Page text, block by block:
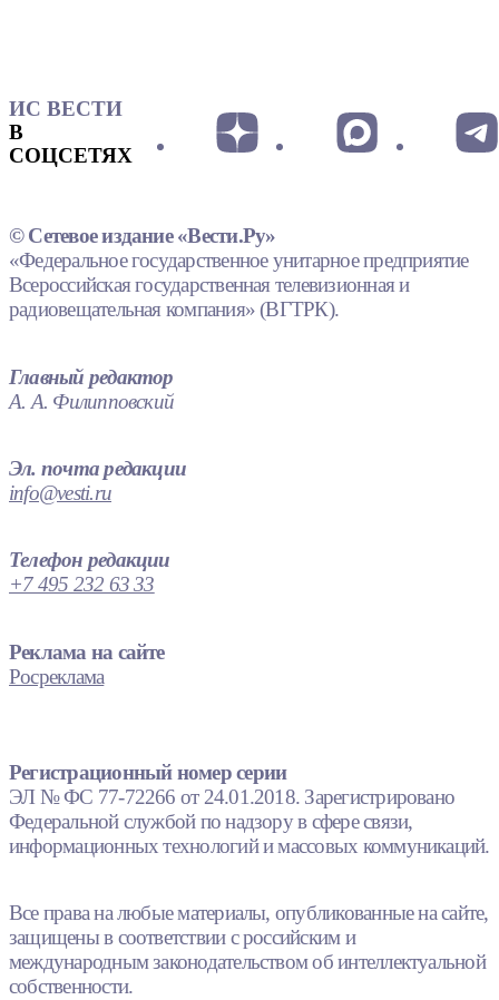
ИС ВЕСТИ
В
СОЦСЕТЯХ
© Сетевое издание «Вести.Ру»
«Федеральное государственное унитарное предприятие
Всероссийская государственная телевизионная и
радиовещательная компания» (ВГТРК).
Главный редактор
А. А. Филипповский
Эл. почта редакции
info@vesti.ru
Телефон редакции
+7 495 232 63 33
Реклама на сайте
Росреклама
Регистрационный номер серии
ЭЛ № ФС 77-72266 от 24.01.2018. Зарегистрировано
Федеральной службой по надзору в сфере связи,
информационных технологий и массовых коммуникаций.
Все права на любые материалы, опубликованные на сайте,
защищены в соответствии с российским и
международным законодательством об интеллектуальной
собственности.